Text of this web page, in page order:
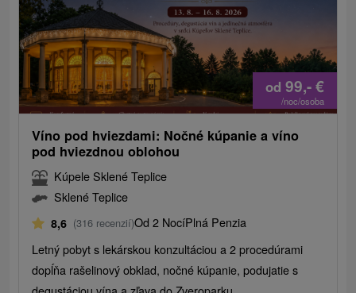
od 99,-€
/noc/osoba
Víno pod hviezdami: Nočné kúpanie a víno
pod hviezdnou oblohou
Kúpele Sklené Teplice
Sklené Teplice
8,6 (316 recenzií)Od 2 NocíPlná Penzia
Letný pobyt s lekárskou konzultáciou a 2 procedúrami
dopĺňa rašelinový obklad, nočné kúpanie, podujatie s